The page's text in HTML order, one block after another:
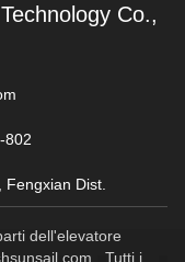
Co.,
802
Dist.
dell'elevatore
. Tutti i